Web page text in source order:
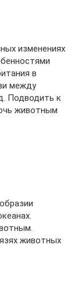
изменениях
в
между
Подводить к
животным
животных